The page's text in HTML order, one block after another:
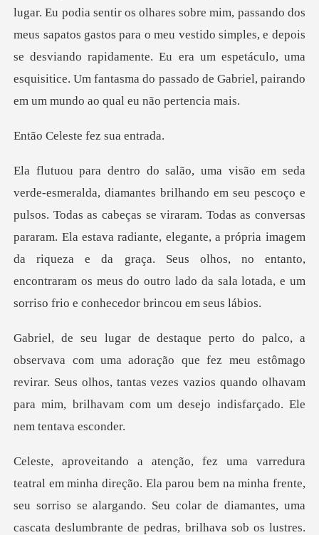
lugar. Eu podia sentir os olhares sobre mim, passando dos
meus sapatos gastos para o meu vestido simples, e depois
se desvia
ste fez su
cabeças se viraram. Todas as conversas
pararam. Ela estava radiante, elegante, a própria imagem
da riqueza e da graça. Seus
ão que fez meu estômago
revirar. Seus olhos, tantas vezes vazios quando olha
rgando. Seu colar de diamantes, uma
cascata deslumbrante de pedras, brilhava sob os lustres.